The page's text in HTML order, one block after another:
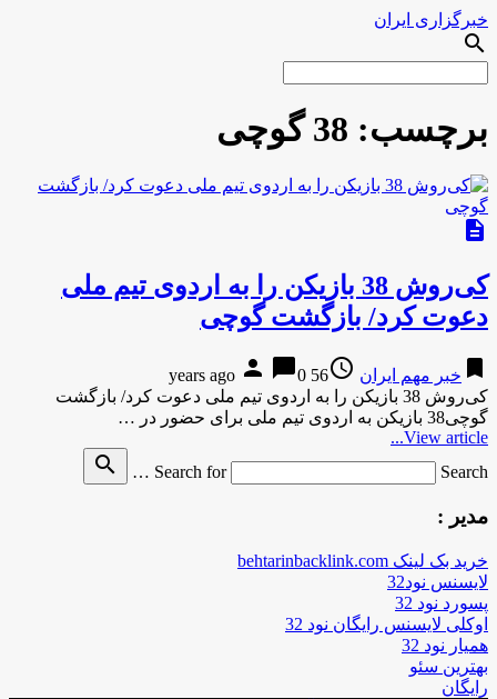
خبرگزاری ایران
search
برچسب: 38 گوچی
description
کی‌روش 38 بازیکن را به اردوی تیم ملی
دعوت کرد/ بازگشت گوچی
bookmark خبر مهم ایران access_time
56 years ago
person chat_bubble0
کی‌روش 38 بازیکن را به اردوی تیم ملی دعوت کرد/ بازگشت
گوچی38 بازیکن به اردوی تیم ملی برای حضور در …
View article...
Search for
Search …
search
مدیر :
خرید بک لینک behtarinbacklink.com
لایسنس نود32
پسورد نود 32
اوکلی لایسنس رایگان نود 32
همیار نود 32
بهترین سئو
رایگان